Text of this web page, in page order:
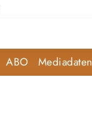
ABO